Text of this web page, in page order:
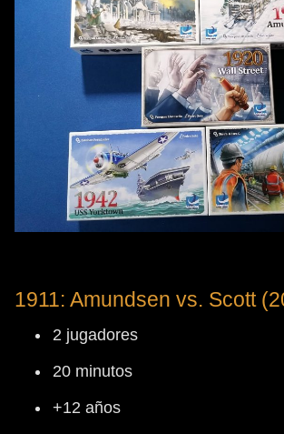
1911: Amundsen vs. Scott
2 jugadores
20 minutos
+12 años